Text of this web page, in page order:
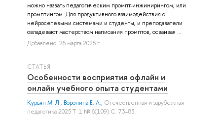
можно назвать педагогическим промпт-инжинирингом, или
промптингом. Для продуктивного взаимодействия с
нейросетевыми системами и студенты, и преподаватели
овладевают мастерством написания промптов, осваивая ...
Добавлено: 26 марта 2025 г.
СТАТЬЯ
Особенности восприятия офлайн и
онлайн учебного опыта студентами
Курьян М. Л., Воронина Е. А., Отечественная и зарубежная
педагогика 2025 Т. 1 № 6(109) С. 73–83